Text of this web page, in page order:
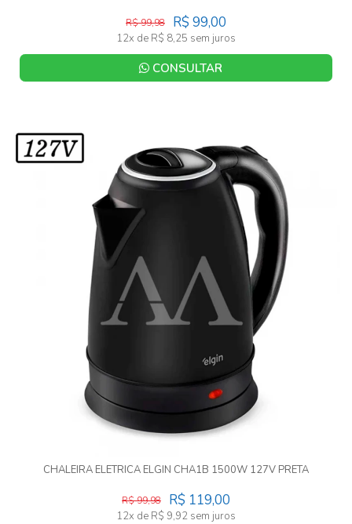
R$ 99,00
R$ 99,98
12x de R$ 8,25 sem juros
CONSULTAR
CHALEIRA ELETRICA ELGIN CHA1B 1500W 127V PRETA
R$ 119,00
R$ 99,98
12x de R$ 9,92 sem juros